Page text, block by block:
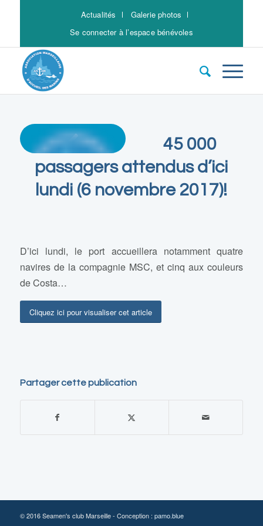
Actualités
Galerie photos
Se connecter à l’espace bénévoles
45 000
passagers attendus d’ici
lundi (6 novembre 2017)!
D’ici lundi, le port accueillera notamment quatre
navires de la compagnie MSC, et cinq aux couleurs
de Costa…
Cliquez ici pour visualiser cet article
Partager cette publication
© 2016 Seamen's club Marseille - Conception : pamo.blue